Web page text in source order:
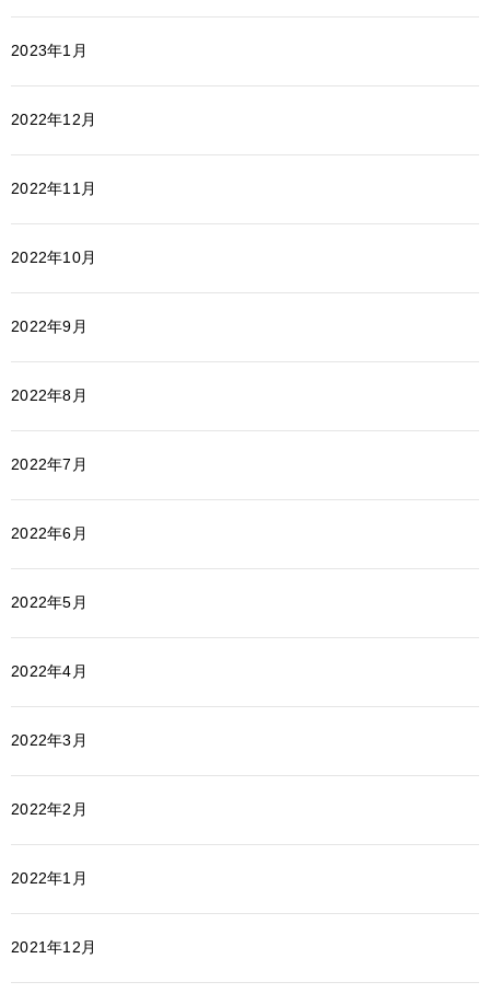
2023年1月
2022年12月
2022年11月
2022年10月
2022年9月
2022年8月
2022年7月
2022年6月
2022年5月
2022年4月
2022年3月
2022年2月
2022年1月
2021年12月